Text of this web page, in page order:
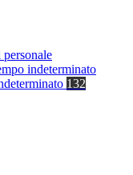
indeterminato
132